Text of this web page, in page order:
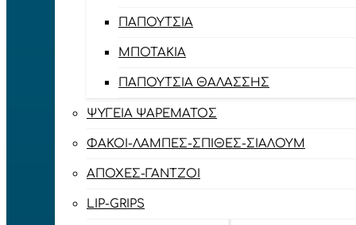
ΠΑΠΟΎΤΣΙΑ
ΜΠΟΤΆΚΙΑ
ΠΑΠΟΎΤΣΙΑ ΘΑΛΆΣΣΗΣ
ΨΥΓΕΊΑ ΨΑΡΈΜΑΤΟΣ
ΦΑΚΟΊ-ΛΆΜΠΕΣ-ΣΠΊΘΕΣ-ΣΊΑΛΟΥΜ
ΑΠΌΧΕΣ-ΓΆΝΤΖΟΙ
LIP-GRIPS